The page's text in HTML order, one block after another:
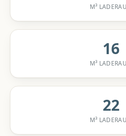
M³
16
M³
22
M³